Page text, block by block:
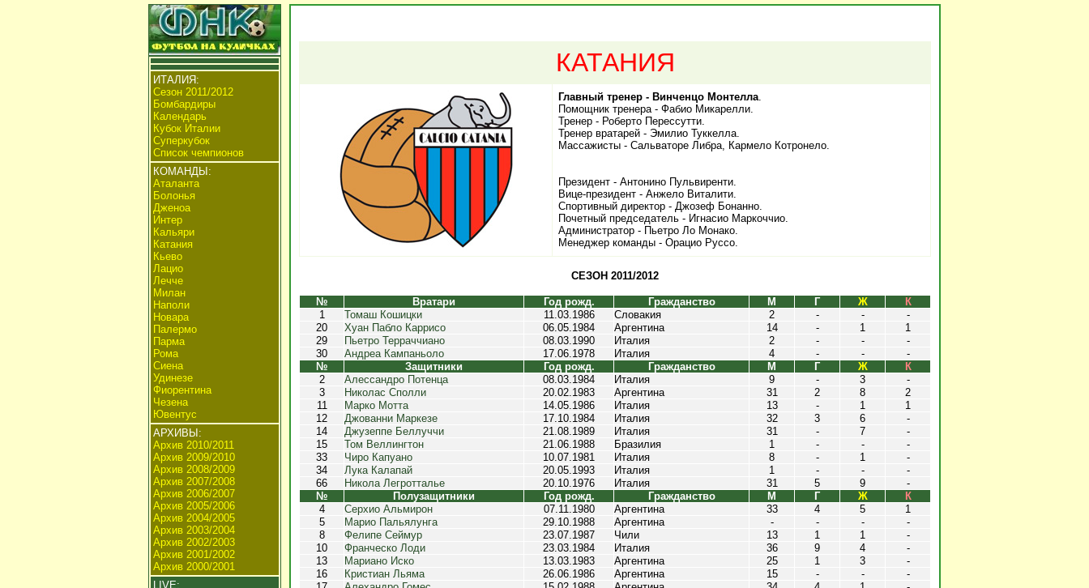
ИТАЛИЯ:
Сезон 2011/2012
Бомбардиры
Календарь
Кубок Италии
Суперкубок
Список чемпионов
КОМАНДЫ:
Аталанта
Болонья
Дженоа
Интер
Кальяри
Катания
Кьево
Лацио
Лечче
Милан
Наполи
Новара
Палермо
Парма
Рома
Сиена
Удинезе
Фиорентина
Чезена
Ювентус
АРХИВЫ:
Архив 2010/2011
Архив 2009/2010
Архив 2008/2009
Архив 2007/2008
Архив 2006/2007
Архив 2005/2006
Архив 2004/2005
Архив 2003/2004
Архив 2002/2003
Архив 2001/2002
Архив 2000/2001
LIVE:
КАТАНИЯ
Главный тренер - Винченцо Монтелла.
Помощник тренера - Фабио Микарелли.
Тренер - Роберто Перессутти.
Тренер вратарей - Эмилио Туккелла.
Массажисты - Сальваторе Либра, Кармело Котронело.
Президент - Антонино Пульвиренти.
Вице-президент - Анжело Виталити.
Спортивный директор - Джозеф Бонанно.
Почетный председатель - Игнасио Маркоччио.
Администратор - Пьетро Ло Монако.
Менеджер команды - Орацио Руссо.
СЕЗОН 2011/2012
№ Вратари Год рожд. Гражданство М Г Ж
К
1
Томаш Кошицки 11.03.1986 Словакия 2 - -
-
20
Хуан Пабло Каррисо 06.05.1984 Аргентина 14 - 1
1
29
Пьетро Терраччиано 08.03.1990 Италия 2 - -
-
30
Андреа Кампаньоло 17.06.1978 Италия 4 - -
-
№
Защитники Год рожд. Гражданство М Г Ж
К
2
Алессандро Потенца 08.03.1984 Италия 9 - 3
-
3
Николас Сполли 20.02.1983 Аргентина 31 2 8
2
11
Марко Мотта 14.05.1986 Италия 13 - 1
1
12
Джованни Маркезе 17.10.1984 Италия 32 3 6
-
14
Джузеппе Беллуччи 21.08.1989 Италия 31 - 7
-
15
Том Веллингтон 21.06.1988 Бразилия 1 - -
-
33
Чиро Капуано 10.07.1981 Италия 8 - 1
-
34
Лука Калапай 20.05.1993 Италия 1 - -
-
66
Никола Легротталье 20.10.1976 Италия 31 5 9
-
№
Полузащитники Год рожд. Гражданство М Г Ж
К
4
Серхио Альмирон 07.11.1980 Аргентина 33 4 5
1
5
Марио Пальялунга 29.10.1988 Аргентина - - -
-
8
Фелипе Сеймур 23.07.1987 Чили 13 1 1
-
10
Франческо Лоди 23.03.1984 Италия 36 9 4
-
13
Мариано Иско 13.03.1983 Аргентина 25 1 3
-
16
Кристиан Льяма 26.06.1986 Аргентина 15 - -
-